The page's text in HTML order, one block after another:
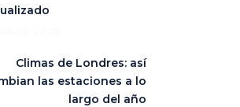
Climas de Londres: así
las estaciones a lo
largo del año